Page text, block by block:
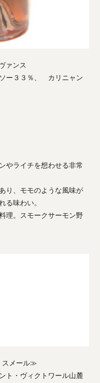
ァンス
ソー３３％、 カリニャン
やライチを想わせる非常
り、モモのような風味が
る味わい。
理。スモークサーモン野
メール≫
ト・ヴィクトワール山麓